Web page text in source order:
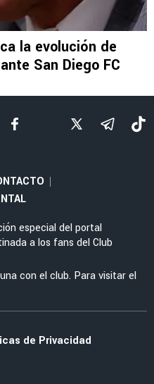
a los clubes de la
Diego FC